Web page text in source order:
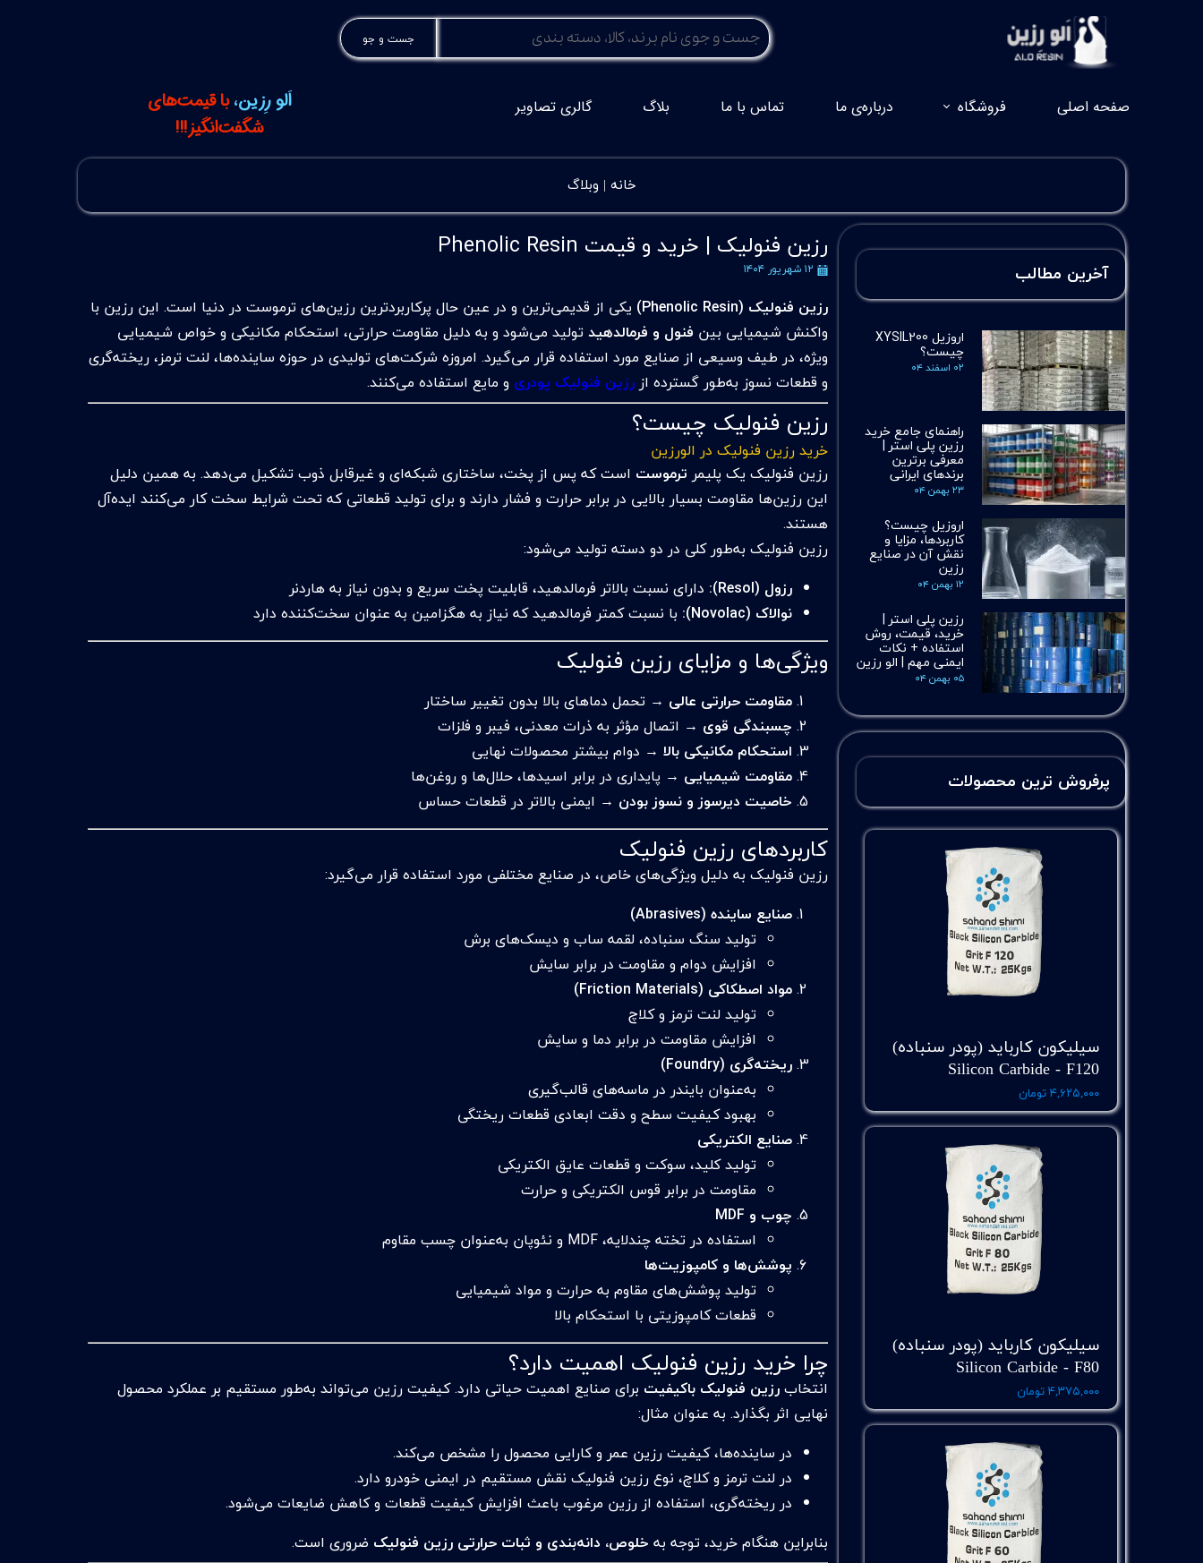
جست و جو
اَلو رِزین،با قیمت‌های
شگفت‌انگیز!!!
صفحه اصلی فروشگاه درباره‌ی ما تماس با ما بلاگ گالری تصاویر
خانه | وبلاگ
رزین فنولیک | خرید و قیمت Phenolic Resin
۱۲ شهریور ۱۴۰۴
رزین فنولیک (Phenolic Resin)
یکی از قدیمی‌ترین و در عین حال پرکاربردترین رزین‌های ترموست در دنیا است. این رزین با
واکنش شیمیایی بین فنول و فرمالدهیدتولید می‌شود و به دلیل مقاومت حرارتی، استحکام مکانیکی و خواص شیمیایی
ویژه، در طیف وسیعی از صنایع مورد استفاده قرار می‌گیرد. امروزه شرکت‌های تولیدی در حوزه ساینده‌ها، لنت ترمز، ریخته‌گری
و قطعات نسوز به‌طور گسترده ازرزین فنولیک پودری و مایع استفاده می‌کنند.
رزین فنولیک چیست؟
خرید رزین فنولیک در الورزین
رزین فنولیک یک پلیمر ترموست است که پس از پخت، ساختاری شبکه‌ای و غیرقابل ذوب تشکیل می‌دهد. به همین دلیل
این رزین‌ها مقاومت بسیار بالایی در برابر حرارت و فشار دارند و برای تولید قطعاتی که تحت شرایط سخت کار می‌کنند ایده‌آل
هستند.
رزین فنولیک به‌طور کلی در دو دسته تولید می‌شود:
رزول (Resol):
دارای نسبت بالاتر فرمالدهید، قابلیت پخت سریع و بدون نیاز به هاردنر
نوالاک (Novolac):
با نسبت کمتر فرمالدهید که نیاز به هگزامین به عنوان سخت‌کننده دارد
ویژگی‌ها و مزایای رزین فنولیک
مقاومت حرارتی عالی → تحمل دماهای بالا بدون تغییر ساختار
چسبندگی قوی → اتصال مؤثر به ذرات معدنی، فیبر و فلزات
استحکام مکانیکی بالا → دوام بیشتر محصولات نهایی
مقاومت شیمیایی → پایداری در برابر اسیدها، حلال‌ها و روغن‌ها
خاصیت دیرسوز و نسوز بودن → ایمنی بالاتر در قطعات حساس
کاربردهای رزین فنولیک
رزین فنولیک به دلیل ویژگی‌های خاص، در صنایع مختلفی مورد استفاده قرار می‌گیرد:
صنایع ساینده (Abrasives)
تولید سنگ سنباده، لقمه ساب و دیسک‌های برش
افزایش دوام و مقاومت در برابر سایش
مواد اصطکاکی (Friction Materials)
تولید لنت ترمز و کلاچ
افزایش مقاومت در برابر دما و سایش
ریخته‌گری (Foundry)
به‌عنوان بایندر در ماسه‌های قالب‌گیری
بهبود کیفیت سطح و دقت ابعادی قطعات ریختگی
صنایع الکتریکی
تولید کلید، سوکت و قطعات عایق الکتریکی
مقاومت در برابر قوس الکتریکی و حرارت
چوب و MDF
استفاده در تخته چندلایه، MDF و نئوپان به‌عنوان چسب مقاوم
پوشش‌ها و کامپوزیت‌ها
تولید پوشش‌های مقاوم به حرارت و مواد شیمیایی
قطعات کامپوزیتی با استحکام بالا
چرا خرید رزین فنولیک اهمیت دارد؟
انتخابرزین فنولیک باکیفیت برای صنایع اهمیت حیاتی دارد. کیفیت رزین می‌تواند به‌طور مستقیم بر عملکرد محصول
نهایی اثر بگذارد. به عنوان مثال:
در ساینده‌ها، کیفیت رزین عمر و کارایی محصول را مشخص می‌کند.
در لنت ترمز و کلاچ، نوع رزین فنولیک نقش مستقیم در ایمنی خودرو دارد.
در ریخته‌گری، استفاده از رزین مرغوب باعث افزایش کیفیت قطعات و کاهش ضایعات می‌شود.
بنابراین هنگام خرید، توجه به خلوص، دانه‌بندی و ثبات حرارتی رزین فنولیک ضروری است.
سیلیکون کارباید (پودر سنباده)
Silicon Carbide - F120
۴,۶۲۵,۰۰۰ تومان
سیلیکون کارباید (پودر سنباده)
Silicon Carbide - F80
۴,۳۷۵,۰۰۰ تومان
پرفروش ترین محصولات
آخرین مطالب
اروزیل XYSIL200
چیست؟
۰۲ اسفند ۰۴
راهنمای جامع خرید
رزین پلی استر |
معرفی برترین
برندهای ایرانی
۲۳ بهمن ۰۴
اروزیل چیست؟
کاربردها، مزایا و
نقش آن در صنایع
رزین
۱۲ بهمن ۰۴
رزین پلی استر |
خرید، قیمت، روش
استفاده + نکات
ایمنی مهم | الو رزین
۰۵ بهمن ۰۴